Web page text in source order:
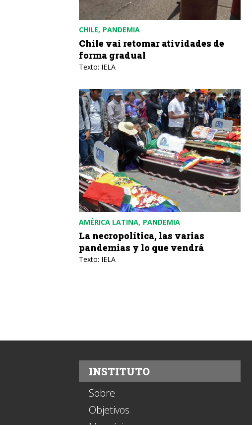
CHILE PANDEMIA
Chile vai retomar atividades de
forma gradual
Texto: IELA
AMÉRICA LATINA PANDEMIA
La necropolítica, las varias
pandemias y lo que vendrá
Texto: IELA
INSTITUTO
Sobre
Objetivos